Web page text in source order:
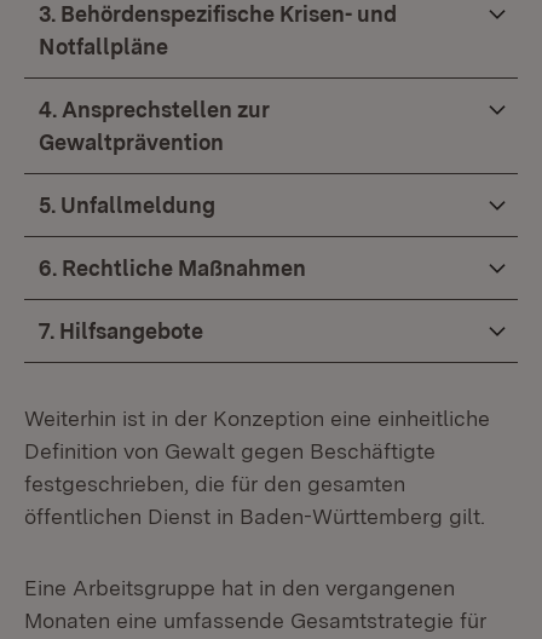
3. Behördenspezifische Krisen- und
Notfallpläne
4. Ansprechstellen zur
Gewaltprävention
5. Unfallmeldung
6. Rechtliche Maßnahmen
7. Hilfsangebote
Weiterhin ist in der Konzeption eine einheitliche
Definition von Gewalt gegen Beschäftigte
festgeschrieben, die für den gesamten
öffentlichen Dienst in Baden-Württemberg gilt.
Eine Arbeitsgruppe hat in den vergangenen
Monaten eine umfassende Gesamtstrategie für